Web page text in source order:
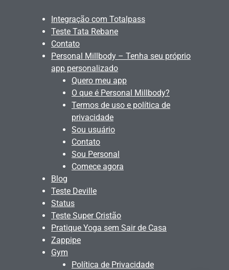
Integração com Totalpass
Teste Tata Rebane
Contato
Personal Millbody – Tenha seu próprio
app personalizado
Quero meu app
O que é Personal Millbody?
Termos de uso e política de
privacidade
Sou usuário
Contato
Sou Personal
Comece agora
Blog
Teste Deville
Status
Teste Super Cristão
Pratique Yoga sem Sair de Casa
Zappipe
Gym
Política de Privacidade